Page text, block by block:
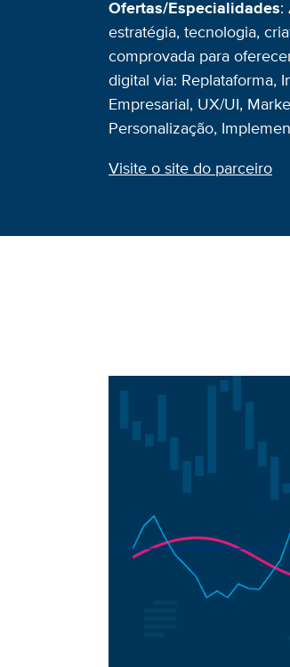
Ofertas/Especialidades:
estratégia, tecnologia,
comprovada para
digital via: Replataforma,
Empresarial, UX/UI,
Personalização,
Visite o site do parceiro